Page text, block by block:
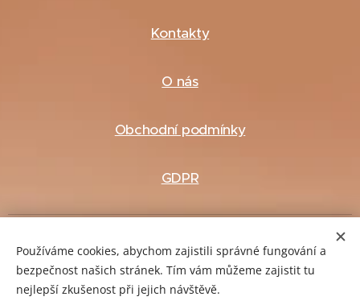
Kontakty
O nás
Obchodní podmínky
GDPR
IČO: 87159163
DIČ: CZ7953064042
Používáme cookies, abychom zajistili správné fungování a
bezpečnost našich stránek. Tím vám můžeme zajistit tu
nejlepší zkušenost při jejich návštěvě.